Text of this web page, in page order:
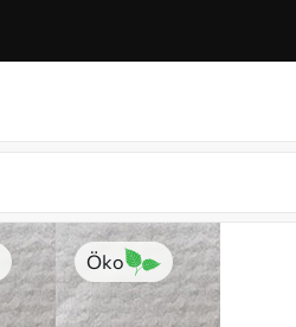
Öko